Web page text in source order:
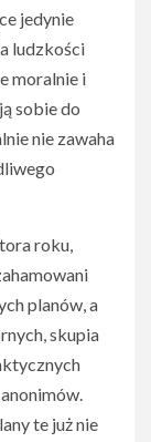
jedynie
ludzkości
moralnie i
sobie do
nie zawaha
roku,
planów, a
skupia
te już nie